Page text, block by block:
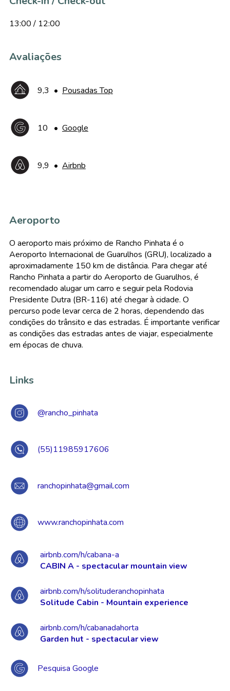
13:00 / 12:00
Avaliações
9,3 • Pousadas Top
10 • Google
9,9 • Airbnb
Aeroporto
O aeroporto mais próximo de Rancho Pinhata é o
Aeroporto Internacional de Guarulhos (GRU), localizado a
aproximadamente 150 km de distância. Para chegar até
Rancho Pinhata a partir do Aeroporto de Guarulhos, é
recomendado alugar um carro e seguir pela Rodovia
Presidente Dutra (BR-116) até chegar à cidade. O
percurso pode levar cerca de 2 horas, dependendo das
condições do trânsito e das estradas. É importante verificar
as condições das estradas antes de viajar, especialmente
em épocas de chuva.
Links
@rancho_pinhata
(55)11985917606
ranchopinhata@gmail.com
www.ranchopinhata.com
airbnb.com/h/cabana-a
CABIN A - spectacular mountain view
airbnb.com/h/solituderanchopinhata
Solitude Cabin - Mountain experience
airbnb.com/h/cabanadahorta
Garden hut - spectacular view
Pesquisa Google